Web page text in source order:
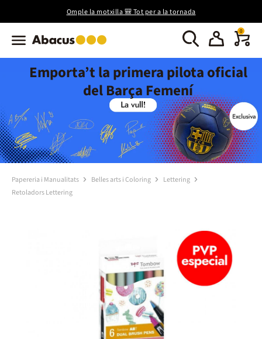
Omple la motxilla 🎒 Tot per a la tornada
0
Emporta’t la primera pilota oficial
del Barça Femení
Papereria i Manualitats Belles arts i Coloring
Lettering
Retoladors Lettering